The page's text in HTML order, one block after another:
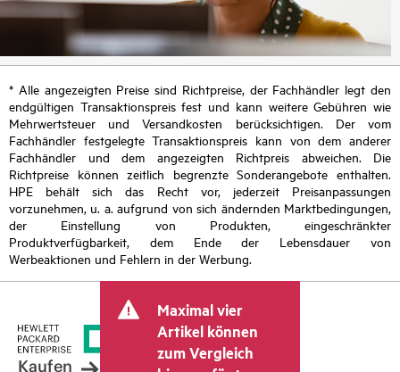
* Alle angezeigten Preise sind Richtpreise, der Fachhändler legt den
endgültigen Transaktionspreis fest und kann weitere Gebühren wie
Mehrwertsteuer und Versandkosten berücksichtigen. Der vom
Fachhändler festgelegte Transaktionspreis kann von dem anderer
Fachhändler und dem angezeigten Richtpreis abweichen. Die
Richtpreise können zeitlich begrenzte Sonderangebote enthalten.
HPE behält sich das Recht vor, jederzeit Preisanpassungen
vorzunehmen, u. a. aufgrund von sich ändernden Marktbedingungen,
der Einstellung von Produkten, eingeschränkter
Produktverfügbarkeit, dem Ende der Lebensdauer von
Werbeaktionen und Fehlern in der Werbung.
Maximal vier
Artikel können
zum Vergleich
Kaufen